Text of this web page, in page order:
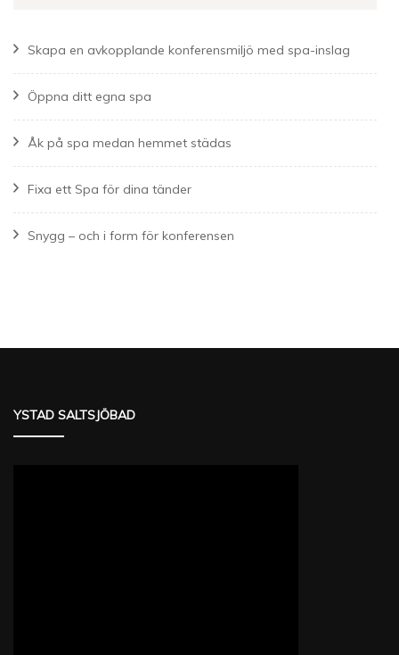
Skapa en avkopplande konferensmiljö med spa-inslag
Öppna ditt egna spa
Åk på spa medan hemmet städas
Fixa ett Spa för dina tänder
Snygg – och i form för konferensen
YSTAD SALTSJÖBAD